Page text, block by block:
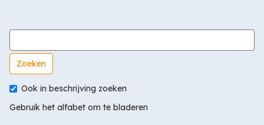
Zoek in woordenlijst naar
Ook in beschrijving zoeken
Gebruik het alfabet om te bladeren